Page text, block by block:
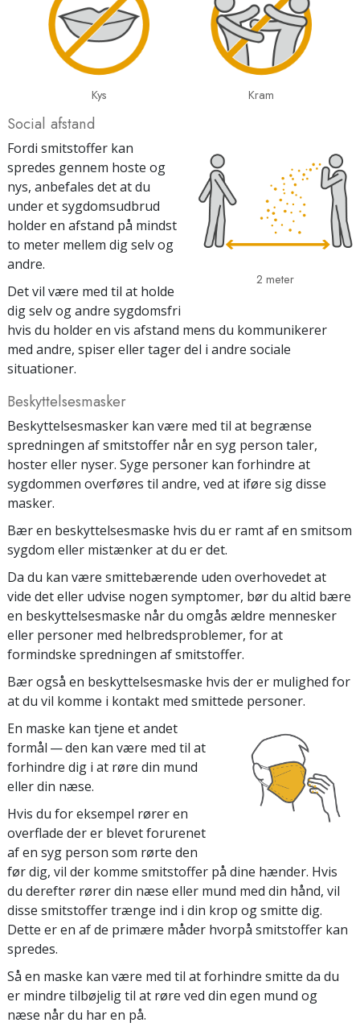
Kram
Kys
Social afstand
2 meter
Fordi smitstoffer kan
spredes gennem hoste og
nys, anbefales det at du
under et sygdomsudbrud
holder en afstand på mindst
to meter mellem dig selv og
andre.
Det vil være med til at holde
dig selv og andre sygdomsfri
hvis du holder en vis afstand mens du kommunikerer
med andre, spiser eller tager del i andre sociale
situationer.
Beskyttelses­masker
Beskyttelsesmasker kan være med til at begrænse
spredningen af smitstoffer når en syg person taler,
hoster eller nyser. Syge personer kan forhindre at
sygdommen overføres til andre, ved at iføre sig disse
masker.
Bær en beskyttelsesmaske hvis du er ramt af en smitsom
sygdom eller mistænker at du er det.
Da du kan være smittebærende uden overhovedet at
vide det eller udvise nogen symptomer, bør du altid bære
en beskyttelsesmaske når du omgås ældre mennesker
eller personer med helbredsproblemer, for at
formindske spredningen af smitstoffer.
Bær også en beskyttelsesmaske hvis der er mulighed for
at du vil komme i kontakt med smittede personer.
En maske kan tjene et andet
formål — den kan være med til at
forhindre dig i at røre din mund
eller din næse.
Hvis du for eksempel rører en
overflade der er blevet forurenet
af en syg person som rørte den
før dig, vil der komme smitstoffer på dine hænder. Hvis
du derefter rører din næse eller mund med din hånd, vil
disse smitstoffer trænge ind i din krop og smitte dig.
Dette er en af de primære måder hvorpå smitstoffer kan
spredes.
Så en maske kan være med til at forhindre smitte da du
er mindre tilbøjelig til at røre ved din egen mund og
næse når du har en på.